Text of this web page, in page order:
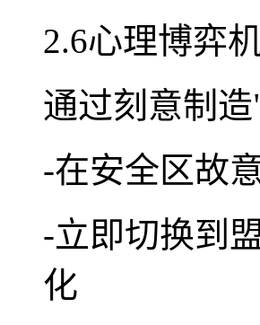
2.6心理博弈
通过刻意制
-在安全区故
-立即切换到
化